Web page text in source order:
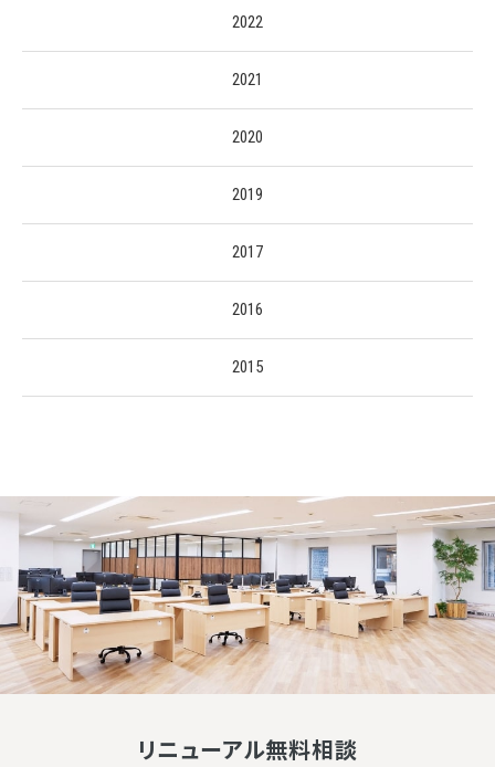
2022
2021
2020
2019
2017
2016
2015
リニューアル無料相談